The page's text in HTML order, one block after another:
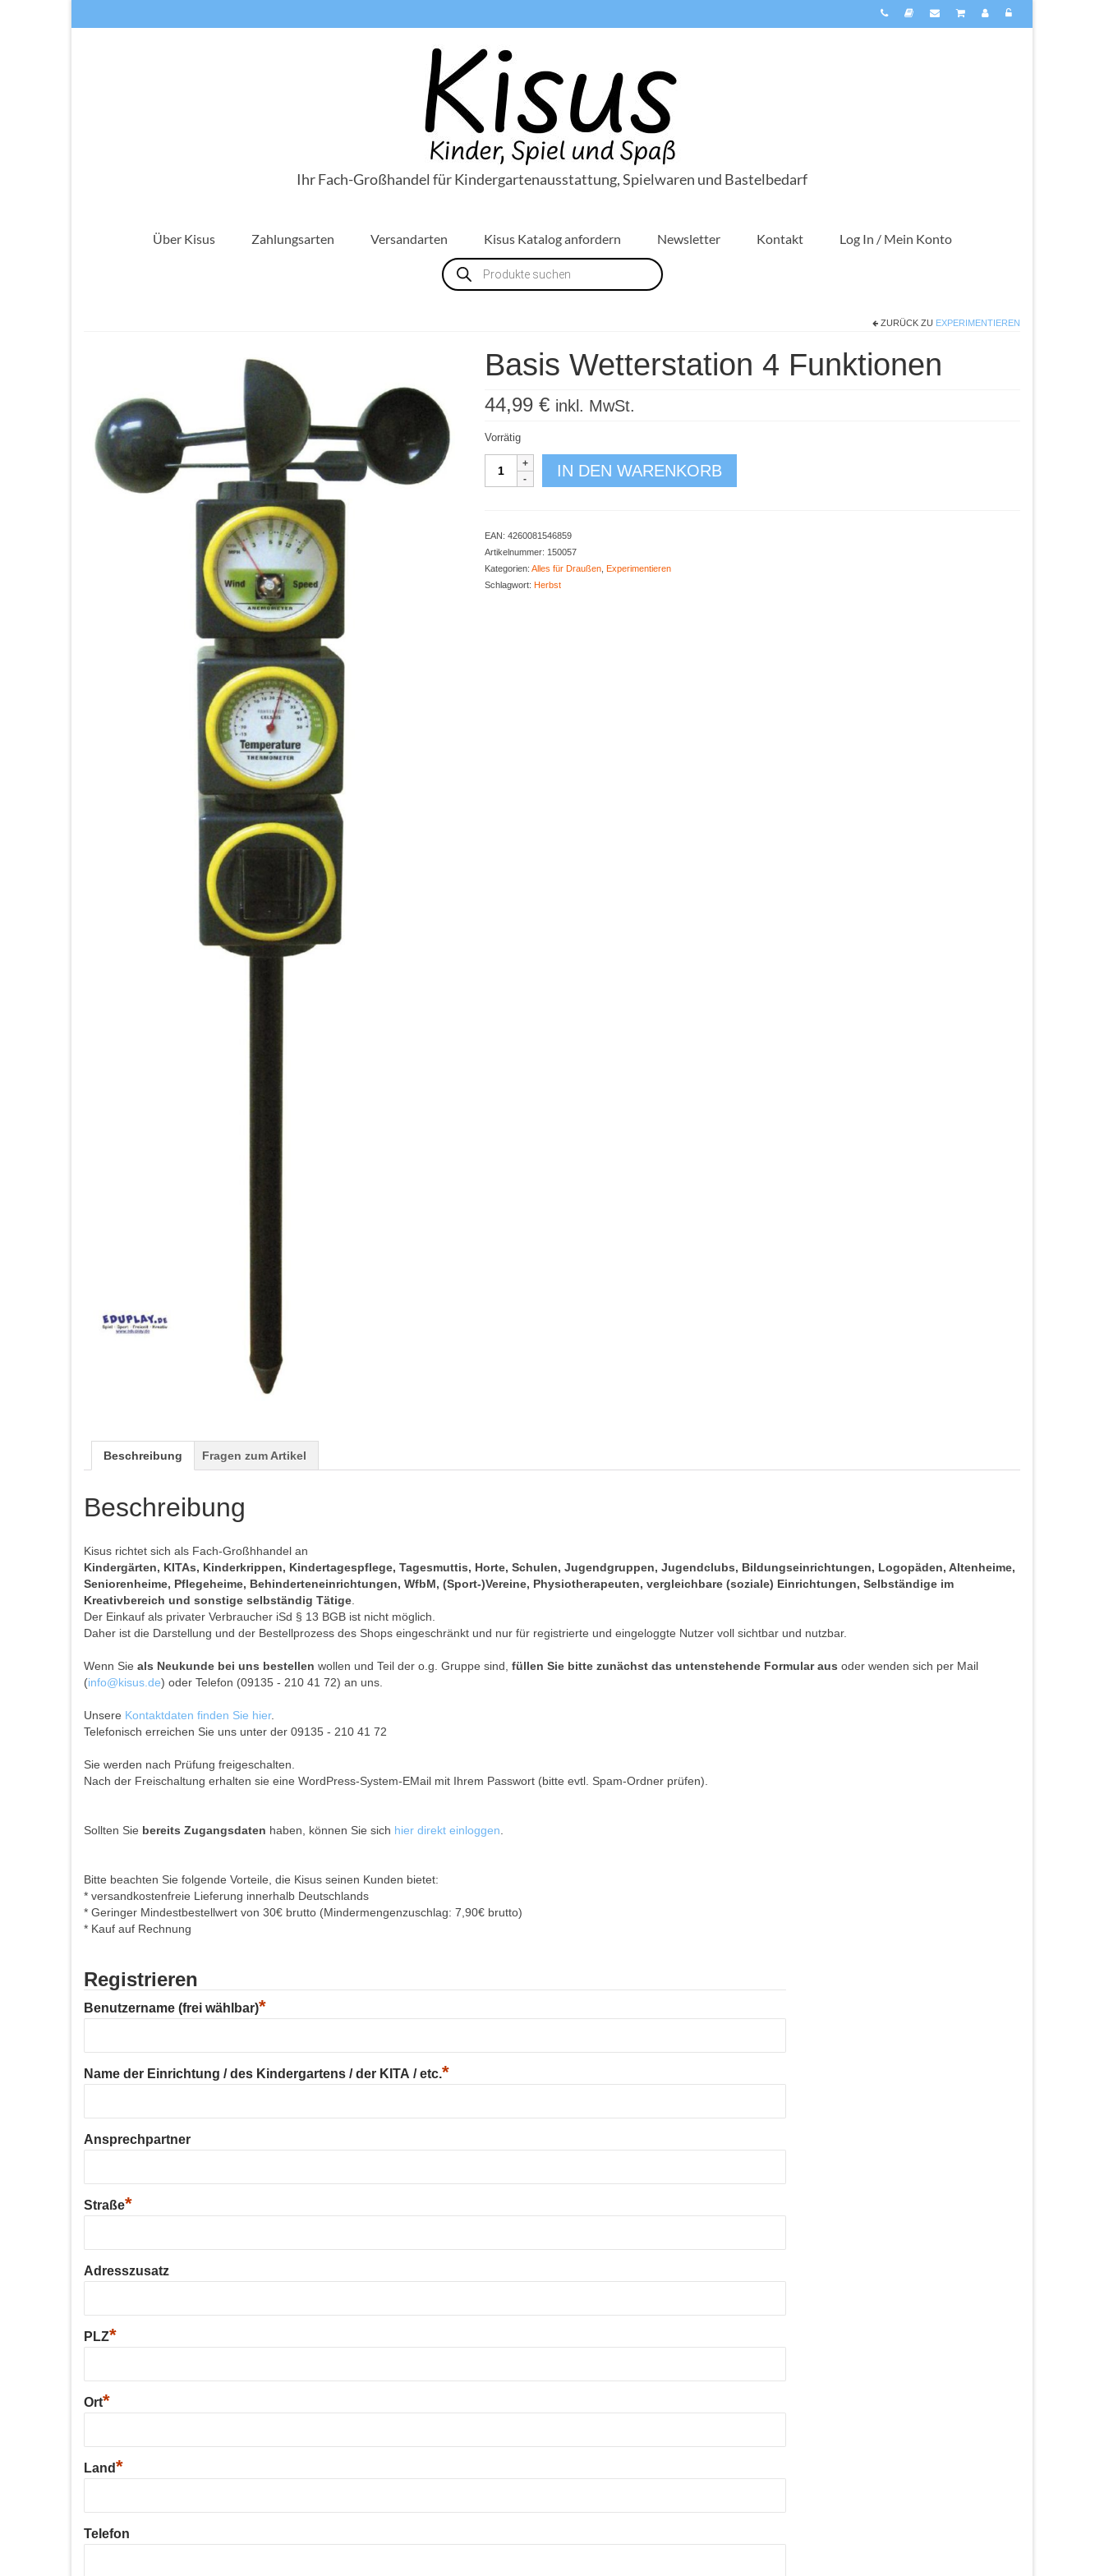
Ihr Fach-Großhandel für Kindergartenausstattung, Spielwaren und Bastelbedarf
Über Kisus Zahlungsarten Versandarten Kisus Katalog anfordern Newsletter Kontakt Log In / Mein Konto
Products
search
ZURÜCK ZU EXPERIMENTIEREN
Basis Wetterstation 4 Funktionen
44,99 € inkl. MwSt.
Vorrätig
WetterstationIN DEN WARENKORB
EAN: 4260081546859
Artikelnummer: 150057
Kategorien: Alles für Draußen, Experimentieren
Schlagwort: Herbst
Beschreibung Fragen zum Artikel
Beschreibung
Kisus richtet sich als Fach-Großhhandel an
Kindergärten, KITAs, Kinderkrippen, Kindertagespflege, Tagesmuttis, Horte, Schulen, Jugendgruppen, Jugendclubs, Bildungseinrichtungen, Logopäden, Altenheime,
Seniorenheime, Pflegeheime, Behinderteneinrichtungen, WfbM, (Sport-)Vereine, Physiotherapeuten, vergleichbare (soziale) Einrichtungen, Selbständige im
Kreativbereich und sonstige selbständig Tätige
Der Einkauf als privater Verbraucher iSd § 13 BGB ist nicht möglich.
Daher ist die Darstellung und der Bestellprozess des Shops eingeschränkt und nur für registrierte und eingeloggte Nutzer voll sichtbar und nutzbar.
Wenn Sie als Neukunde bei uns bestellen wollen und Teil der o.g. Gruppe sind, füllen Sie bitte zunächst das untenstehende Formular aus oder wenden sich per Mail
(info@kisus.de) oder Telefon (09135 - 210 41 72) an uns.
Unsere Kontaktdaten finden Sie hier.
Telefonisch erreichen Sie uns unter der 09135 - 210 41 72
Sie werden nach Prüfung freigeschalten.
Nach der Freischaltung erhalten sie eine WordPress-System-EMail mit Ihrem Passwort (bitte evtl. Spam-Ordner prüfen).
Sollten Sie bereits Zugangsdaten haben, können Sie sich hier direkt einloggen
Bitte beachten Sie folgende Vorteile, die Kisus seinen Kunden bietet:
* versandkostenfreie Lieferung innerhalb Deutschlands
* Geringer Mindestbestellwert von 30€ brutto (Mindermengenzuschlag: 7,90€ brutto)
* Kauf auf Rechnung
Registrieren
Benutzername (frei wählbar)*
Name der Einrichtung / des Kindergartens / der KITA / etc.*
Ansprechpartner
Straße*
Adresszusatz
PLZ*
Ort*
Land*
Telefon